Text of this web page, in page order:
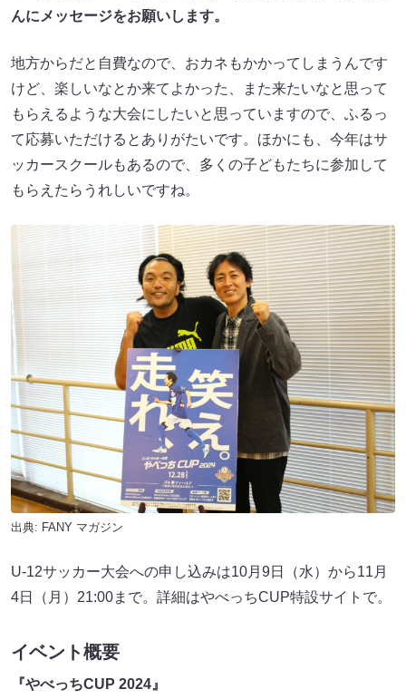
んにメッセージをお願いします。
地方からだと自費なので、おカネもかかってしまうんです
けど、楽しいなとか来てよかった、また来たいなと思って
もらえるような大会にしたいと思っていますので、ふるっ
て応募いただけるとありがたいです。ほかにも、今年はサ
ッカースクールもあるので、多くの子どもたちに参加して
もらえたらうれしいですね。
出典: FANY マガジン
U-12サッカー大会への申し込みは10月9日（水）から11月
4日（月）21:00まで。詳細はやべっちCUP特設サイトで。
イベント概要
『やべっちCUP 2024』